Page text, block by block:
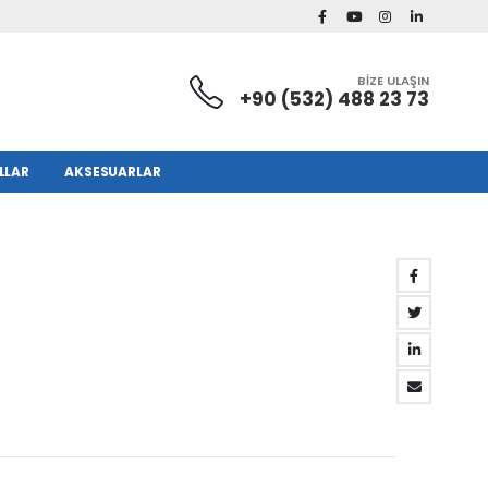
BİZE ULAŞIN
+90 (532) 488 23 73
AKSESUARLAR